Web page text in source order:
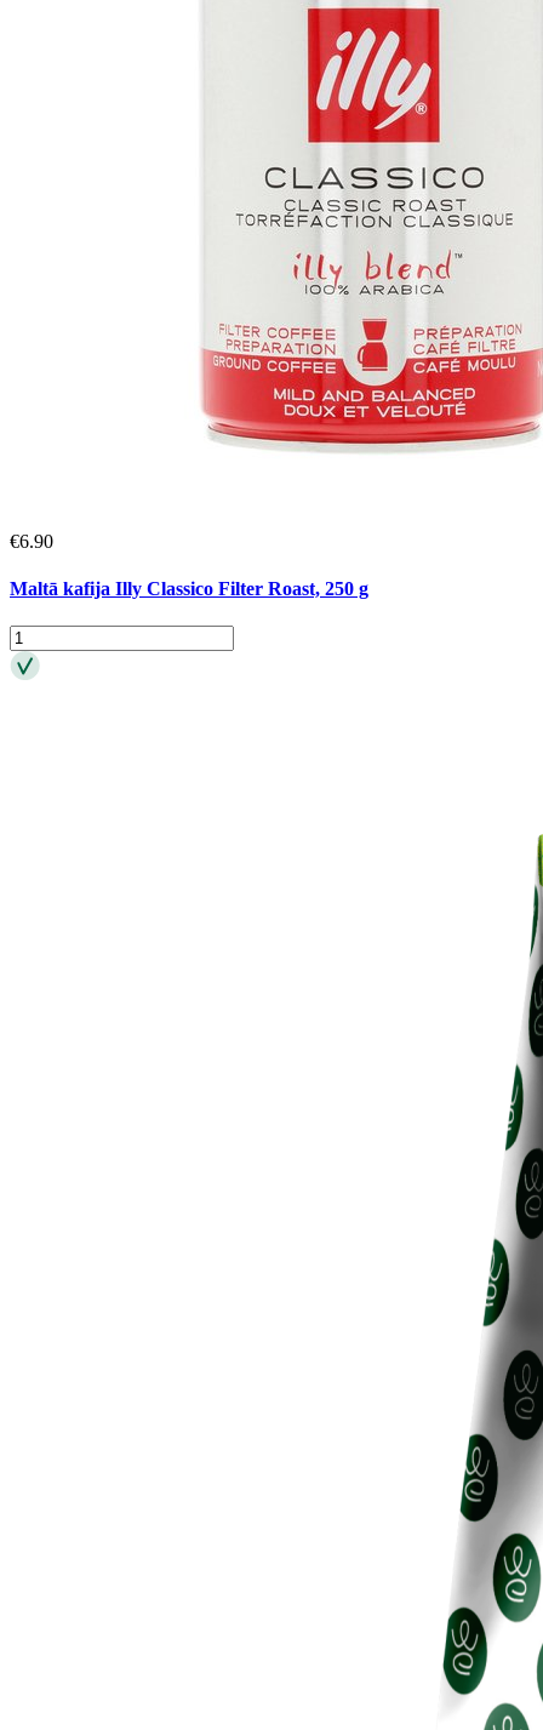
€6.90
Maltā kafija Illy Classico Filter Roast, 250 g